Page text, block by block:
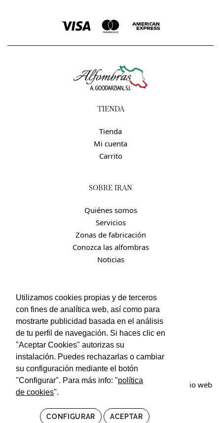
TIENDA
Tienda
Mi cuenta
Carrito
SOBRE IRÁN
Quiénes somos
Servicios
Zonas de fabricación
Conozca las alfombras
Noticias
Contacto
Política de privacidad
Política de cookies
Condiciones de uso y contratación
© Irán Alfombras. Todos los derechos reservados. Sitio web
Utilizamos cookies propias y de terceros
con fines de analítica web, así como para
mostrarte publicidad basada en el análisis
de tu perfil de navegación. Si haces clic en
"Aceptar Cookies" autorizas su
instalación. Puedes rechazarlas o cambiar
su configuración mediante el botón
"Configurar". Para más info: "política
de cookies".
CONFIGURAR ACEPTAR